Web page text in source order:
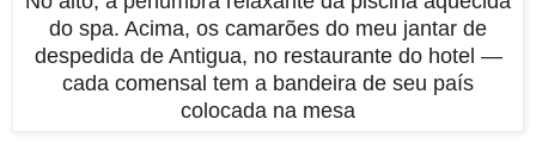
do spa. Acima, os camarões do meu jantar de
despedida de Antigua, no restaurante do hotel —
cada comensal tem a bandeira de seu país
colocada na mesa